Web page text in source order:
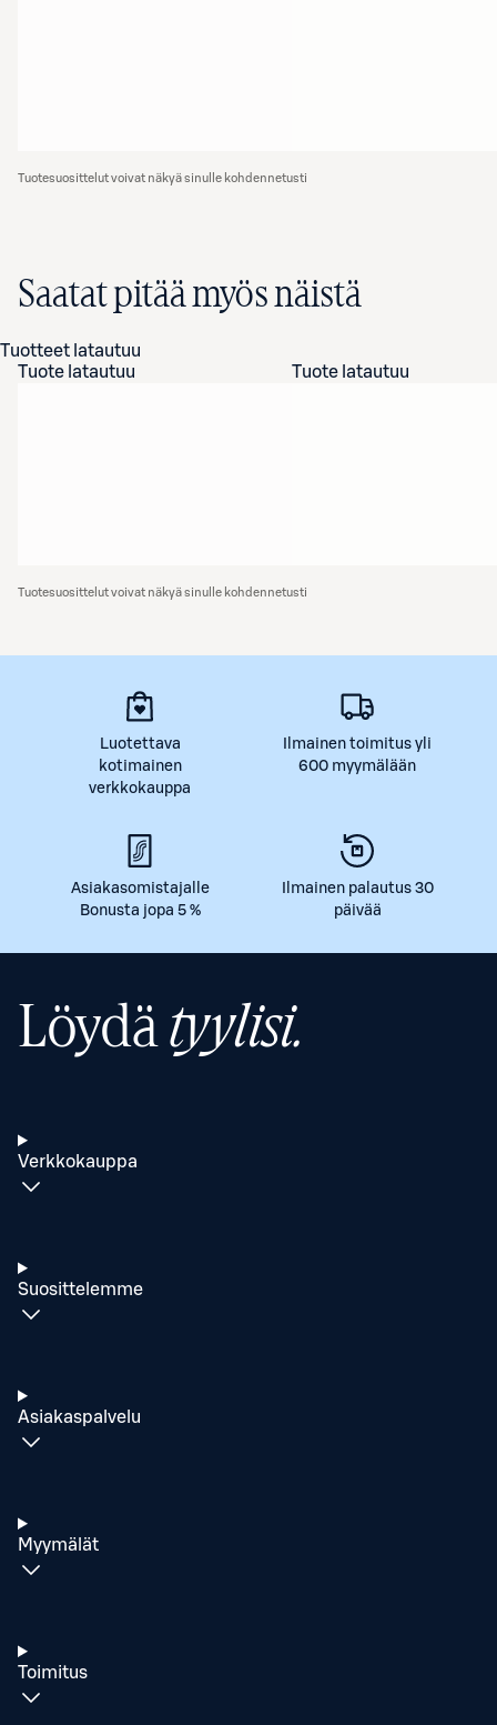
Tuotesuosittelut voivat näkyä sinulle kohdennetusti
Saatat pitää myös näistä
Tuotteet latautuu
Tuote latautuu
Tuote latautuu
Tuotesuosittelut voivat näkyä sinulle kohdennetusti
Luotettava
kotimainen
verkkokauppa
Ilmainen toimitus yli
600 myymälään
Asiakasomistajalle
Bonusta jopa 5 %
Ilmainen palautus 30
päivää
Löydätyylisi.
Verkkokauppa
Suosittelemme
Asiakaspalvelu
Myymälät
Toimitus